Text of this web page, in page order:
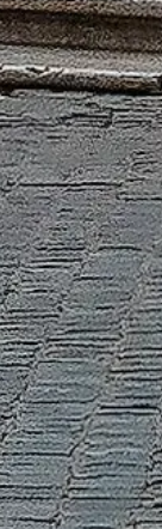
platform, amely
Minden bejegyzett
tulajdona. A
közvetlenül a
Gyorslinkek
Válassza
Mit
GYIK
Jogi
Jogi
Rólunk
Süti-
Szeretettel készült
– egy hozzájuk